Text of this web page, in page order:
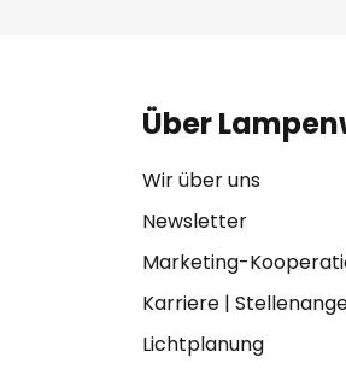
Über
Wir über uns
Newsletter
Marketing-
Karriere|
Lichtplanung